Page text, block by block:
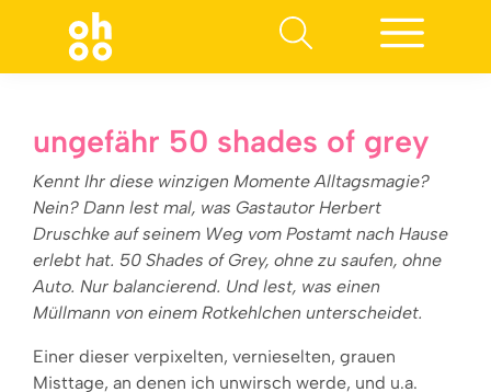
ungefähr 50 shades of grey
Kennt Ihr diese winzigen Momente Alltagsmagie?
Nein? Dann lest mal, was Gastautor Herbert
Druschke auf seinem Weg vom Postamt nach Hause
erlebt hat. 50 Shades of Grey, ohne zu saufen, ohne
Auto. Nur balancierend. Und lest, was einen
Müllmann von einem Rotkehlchen unterscheidet.
Einer dieser verpixelten, vernieselten, grauen
Misttage, an denen ich unwirsch werde, und u.a.